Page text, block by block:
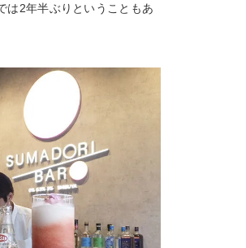
は2年半ぶりということもあ